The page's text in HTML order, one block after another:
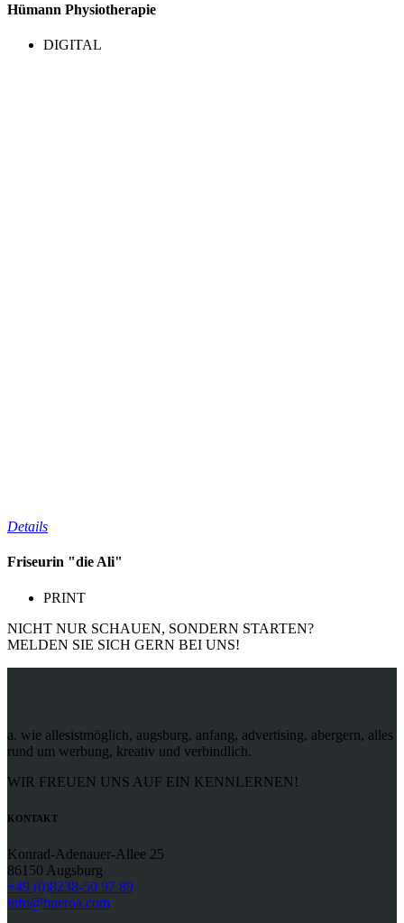
Hümann Physiotherapie
DIGITAL
Details
Friseurin "die Ali"
PRINT
NICHT NUR SCHAUEN, SONDERN STARTEN?
MELDEN SIE SICH GERN BEI UNS!
a. wie allesistmöglich, augsburg, anfang, advertising, abergern, alles
rund um werbung, kreativ und verbindlich.
WIR FREUEN UNS AUF EIN KENNLERNEN!
KONTAKT
Konrad-Adenauer-Allee 25
86150 Augsburg
+49 (0)8238-50 97 89
info@bueroa.com